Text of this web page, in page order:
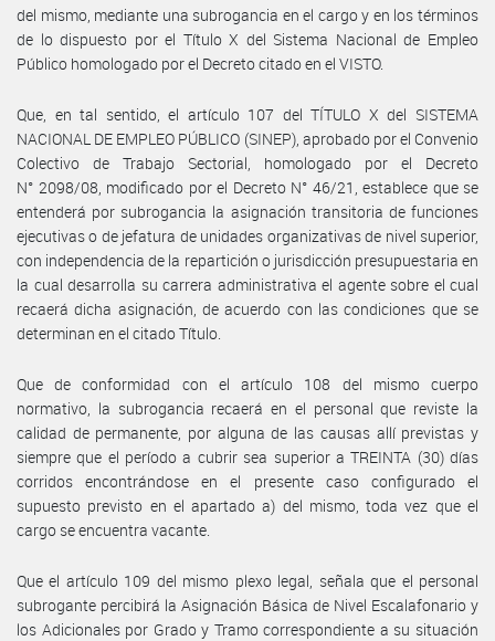
del mismo, mediante una subrogancia en el cargo y en los términos
de lo dispuesto por el Título X del Sistema Nacional de Empleo
Público homologado por el Decreto citado en el VISTO.
Que, en tal sentido, el artículo 107 del TÍTULO X del SISTEMA
NACIONAL DE EMPLEO PÚBLICO (SINEP), aprobado por el Convenio
Colectivo de Trabajo Sectorial, homologado por el Decreto
N° 2098/08, modificado por el Decreto N° 46/21, establece que se
entenderá por subrogancia la asignación transitoria de funciones
ejecutivas o de jefatura de unidades organizativas de nivel superior,
con independencia de la repartición o jurisdicción presupuestaria en
la cual desarrolla su carrera administrativa el agente sobre el cual
recaerá dicha asignación, de acuerdo con las condiciones que se
determinan en el citado Título.
Que de conformidad con el artículo 108 del mismo cuerpo
normativo, la subrogancia recaerá en el personal que reviste la
calidad de permanente, por alguna de las causas allí previstas y
siempre que el período a cubrir sea superior a TREINTA (30) días
corridos encontrándose en el presente caso configurado el
supuesto previsto en el apartado a) del mismo, toda vez que el
cargo se encuentra vacante.
Que el artículo 109 del mismo plexo legal, señala que el personal
subrogante percibirá la Asignación Básica de Nivel Escalafonario y
los Adicionales por Grado y Tramo correspondiente a su situación